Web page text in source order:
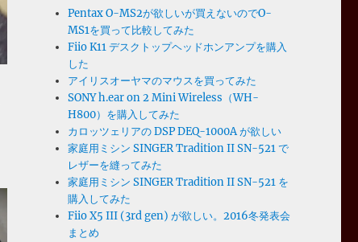
Pentax O-MS2が欲しいが買えないのでO-
MS1を買って比較してみた
Fiio K11 デスクトップヘッドホンアンプを購入
した
アイリスオーヤマのマウスを買ってみた
SONY h.ear on 2 Mini Wireless（WH-
H800）を購入してみた
カロッツェリアの DSP DEQ-1000A が欲しい
家庭用ミシン SINGER Tradition II SN-521 で
レザーを縫ってみた
家庭用ミシン SINGER Tradition II SN-521 を
購入してみた
Fiio X5 III (3rd gen) が欲しい。2016冬発表会
まとめ